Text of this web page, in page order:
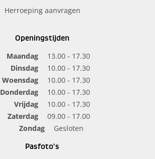
Herroeping aanvragen
Openingstijden
Maandag
13.00 - 17.30
Dinsdag
10.00 - 17.30
Woensdag
10.00 - 17.30
Donderdag
10.00 - 17.30
Vrijdag
10.00 - 17.30
Zaterdag
09.00 - 17.00
Zondag
Gesloten
Pasfoto's